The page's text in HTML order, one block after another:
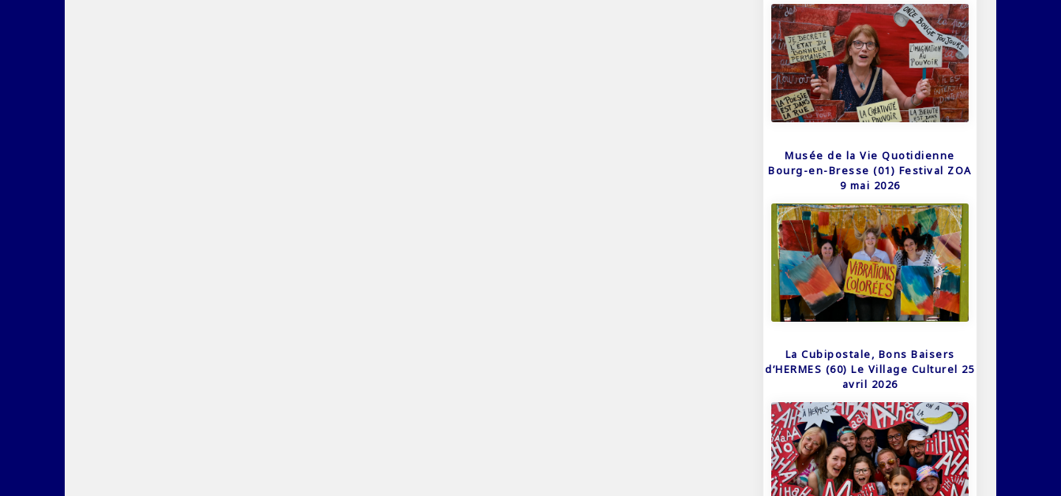
Musée de la Vie Quotidienne
Bourg-en-Bresse (01) Festival ZOA
9 mai 2026
La Cubipostale, Bons Baisers
d’HERMES (60) Le Village Culturel 25
avril 2026